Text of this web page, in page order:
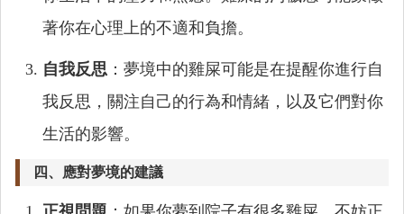
著你在心理上的不適和負擔。
自我反思 ：夢境中的雞屎可能是在提醒你進行自
我反思，關注自己的行為和情緒，以及它們對你
生活的影響。
四、應對夢境的建議